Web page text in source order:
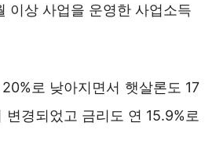
이상 사업을 운영한 사업소득
로 낮아지면서 햇살론도 17
변경되었고 금리도 연 15.9%로